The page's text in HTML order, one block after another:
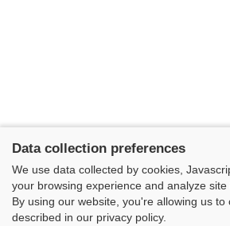
Data collection preferences
We use data collected by cookies,
your browsing experience and analyze site
By using our website, you're allowing us
described in our privacy policy.